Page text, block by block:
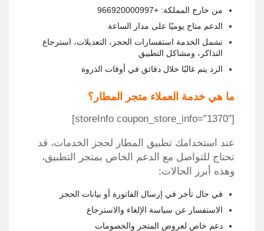
من خارج المملكة: +966920000997
الدعم متاح يوميًا على مدار الساعة
تشمل الخدمة استفسارات الحجز، التعديلات، استرجاع
التذاكر، ومشاكل التطبيق
الرد يتم غالبًا خلال دقائق في أوقات الذروة
ما هي خدمة العملاء متجر المطار؟
[storeInfo coupon_store_info=”1370″]
عند استخدامك تطبيق المطار لحجز الخدمات، قد
تحتاج للتواصل مع الدعم الخاص بمتجر التطبيق،
وهذه أبرز الحالات:
في حال تأخر في إرسال الفاتورة أو بيانات الحجز
الاستفسار عن سياسة الإلغاء والاسترجاع
دعم خاص لعروض المتجر والخصومات